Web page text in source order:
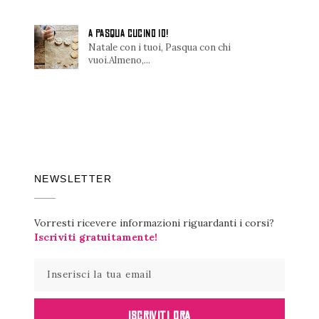
A PASQUA CUCINO IO!
Natale con i tuoi, Pasqua con chi
vuoi.Almeno,...
NEWSLETTER
Vorresti ricevere informazioni riguardanti i corsi?
Iscriviti gratuitamente!
ISCRIVITI ORA